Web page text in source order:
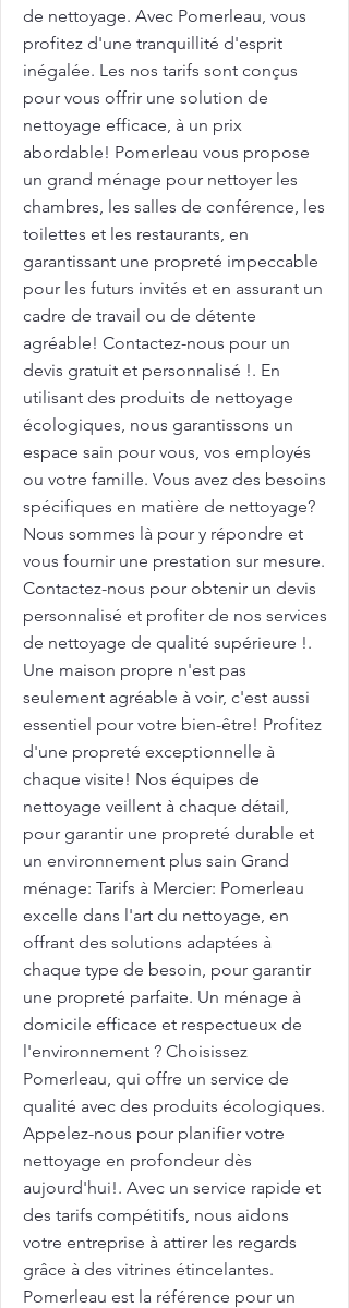
de nettoyage. Avec Pomerleau, vous
profitez d'une tranquillité d'esprit
inégalée. Les nos tarifs sont conçus
pour vous offrir une solution de
nettoyage efficace, à un prix
abordable! Pomerleau vous propose
un grand ménage pour nettoyer les
chambres, les salles de conférence, les
toilettes et les restaurants, en
garantissant une propreté impeccable
pour les futurs invités et en assurant un
cadre de travail ou de détente
agréable! Contactez-nous pour un
devis gratuit et personnalisé !. En
utilisant des produits de nettoyage
écologiques, nous garantissons un
espace sain pour vous, vos employés
ou votre famille. Vous avez des besoins
spécifiques en matière de nettoyage?
Nous sommes là pour y répondre et
vous fournir une prestation sur mesure.
Contactez-nous pour obtenir un devis
personnalisé et profiter de nos services
de nettoyage de qualité supérieure !.
Une maison propre n'est pas
seulement agréable à voir, c'est aussi
essentiel pour votre bien-être! Profitez
d'une propreté exceptionnelle à
chaque visite! Nos équipes de
nettoyage veillent à chaque détail,
pour garantir une propreté durable et
un environnement plus sain Grand
ménage: Tarifs à Mercier: Pomerleau
excelle dans l'art du nettoyage, en
offrant des solutions adaptées à
chaque type de besoin, pour garantir
une propreté parfaite. Un ménage à
domicile efficace et respectueux de
l'environnement ? Choisissez
Pomerleau, qui offre un service de
qualité avec des produits écologiques.
Appelez-nous pour planifier votre
nettoyage en profondeur dès
aujourd'hui!. Avec un service rapide et
des tarifs compétitifs, nous aidons
votre entreprise à attirer les regards
grâce à des vitrines étincelantes.
Pomerleau est la référence pour un